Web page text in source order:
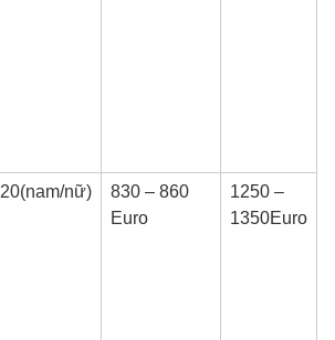
20(nam/nữ)
830 – 860
Euro
1250 –
1350Euro